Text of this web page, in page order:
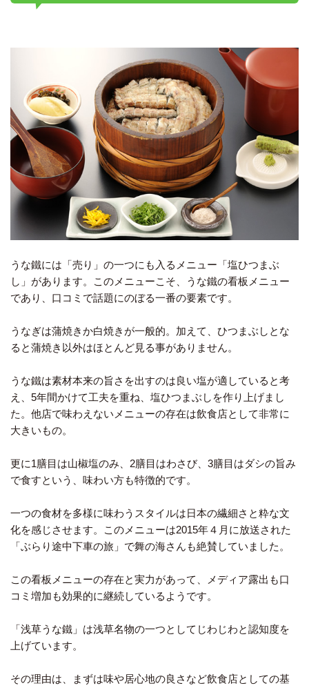
うな鐵には「売り」の一つにも入るメニュー「塩ひつまぶ
し」があります。このメニューこそ、うな鐵の看板メニュー
であり、口コミで話題にのぼる一番の要素です。
うなぎは蒲焼きか白焼きが一般的。加えて、ひつまぶしとな
ると蒲焼き以外はほとんど見る事がありません。
うな鐵は素材本来の旨さを出すのは良い塩が適していると考
え、5年間かけて工夫を重ね、塩ひつまぶしを作り上げまし
た。他店で味わえないメニューの存在は飲食店として非常に
大きいもの。
更に1膳目は山椒塩のみ、2膳目はわさび、3膳目はダシの旨み
で食すという、味わい方も特徴的です。
一つの食材を多様に味わうスタイルは日本の繊細さと粋な文
化を感じさせます。このメニューは2015年４月に放送された
「ぶらり途中下車の旅」で舞の海さんも絶賛していました。
この看板メニューの存在と実力があって、メディア露出も口
コミ増加も効果的に継続しているようです。
「浅草うな鐵」は浅草名物の一つとしてじわじわと認知度を
上げています。
その理由は、まずは味や居心地の良さなど飲食店としての基